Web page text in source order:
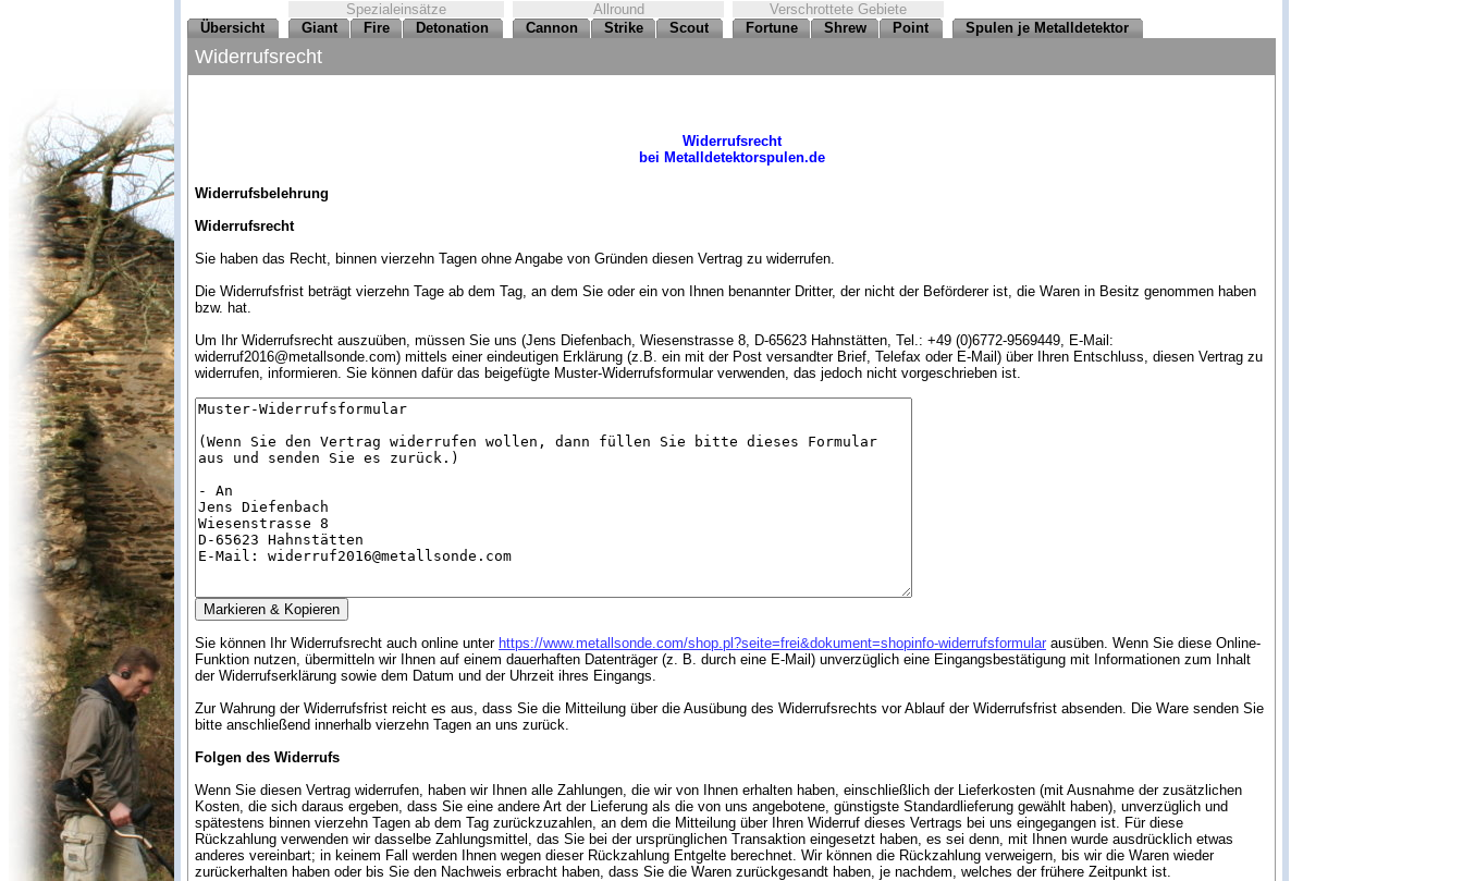
Spezialeinsätze Allround
Verschrottete Gebiete
Übersicht
Giant Fire Detonation Cannon Strike Scout Fortune Shrew Point Spulen je Metalldetektor
Widerrufsrecht
Widerrufsrecht
bei Metalldetektorspulen.de
Widerrufsbelehrung
Widerrufsrecht
Sie haben das Recht, binnen vierzehn Tagen ohne Angabe von Gründen diesen Vertrag zu widerrufen.
Die Widerrufsfrist beträgt vierzehn Tage ab dem Tag, an dem Sie oder ein von Ihnen benannter Dritter, der nicht der Beförderer ist, die Waren in Besitz genommen haben
bzw. hat.
Um Ihr Widerrufsrecht auszuüben, müssen Sie uns (Jens Diefenbach, Wiesenstrasse 8, D-65623 Hahnstätten, Tel.: +49 (0)6772-9569449, E-Mail:
widerruf2016@metallsonde.com) mittels einer eindeutigen Erklärung (z.B. ein mit der Post versandter Brief, Telefax oder E-Mail) über Ihren Entschluss, diesen Vertrag zu
widerrufen, informieren. Sie können dafür das beigefügte Muster-Widerrufsformular verwenden, das jedoch nicht vorgeschrieben ist.
Sie können Ihr Widerrufsrecht auch online unter https://www.metallsonde.com/shop.pl?seite=frei&dokument=shopinfo-widerrufsformular ausüben. Wenn Sie diese Online-
Funktion nutzen, übermitteln wir Ihnen auf einem dauerhaften Datenträger (z. B. durch eine E-Mail) unverzüglich eine Eingangsbestätigung mit Informationen zum Inhalt
der Widerrufserklärung sowie dem Datum und der Uhrzeit ihres Eingangs.
Zur Wahrung der Widerrufsfrist reicht es aus, dass Sie die Mitteilung über die Ausübung des Widerrufsrechts vor Ablauf der Widerrufsfrist absenden. Die Ware senden Sie
bitte anschließend innerhalb vierzehn Tagen an uns zurück.
Folgen des Widerrufs
Wenn Sie diesen Vertrag widerrufen, haben wir Ihnen alle Zahlungen, die wir von Ihnen erhalten haben, einschließlich der Lieferkosten (mit Ausnahme der zusätzlichen
Kosten, die sich daraus ergeben, dass Sie eine andere Art der Lieferung als die von uns angebotene, günstigste Standardlieferung gewählt haben), unverzüglich und
spätestens binnen vierzehn Tagen ab dem Tag zurückzuzahlen, an dem die Mitteilung über Ihren Widerruf dieses Vertrags bei uns eingegangen ist. Für diese
Rückzahlung verwenden wir dasselbe Zahlungsmittel, das Sie bei der ursprünglichen Transaktion eingesetzt haben, es sei denn, mit Ihnen wurde ausdrücklich etwas
anderes vereinbart; in keinem Fall werden Ihnen wegen dieser Rückzahlung Entgelte berechnet. Wir können die Rückzahlung verweigern, bis wir die Waren wieder
zurückerhalten haben oder bis Sie den Nachweis erbracht haben, dass Sie die Waren zurückgesandt haben, je nachdem, welches der frühere Zeitpunkt ist.